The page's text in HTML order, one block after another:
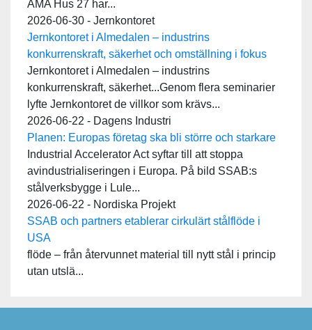
AMA Hus 27 har...
2026-06-30 - Jernkontoret
Jernkontoret i Almedalen – industrins
konkurrenskraft, säkerhet och omställning i fokus
Jernkontoret i Almedalen – industrins
konkurrenskraft, säkerhet...Genom flera seminarier
lyfte Jernkontoret de villkor som krävs...
2026-06-22 - Dagens Industri
Planen: Europas företag ska bli större och starkare
Industrial Accelerator Act syftar till att stoppa
avindustrialiseringen i Europa. På bild SSAB:s
stålverksbygge i Lule...
2026-06-22 - Nordiska Projekt
SSAB och partners etablerar cirkulärt stålflöde i
USA
flöde – från återvunnet material till nytt stål i princip
utan utslä...